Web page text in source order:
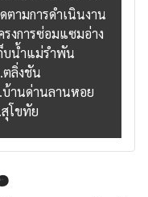
ตามการดำเนินงาน
รงการซ่อมแซมอ่าง
บน้ำแม่รำพัน
ตลิ่งชัน
บ้านด่านลานหอย
โขทัย